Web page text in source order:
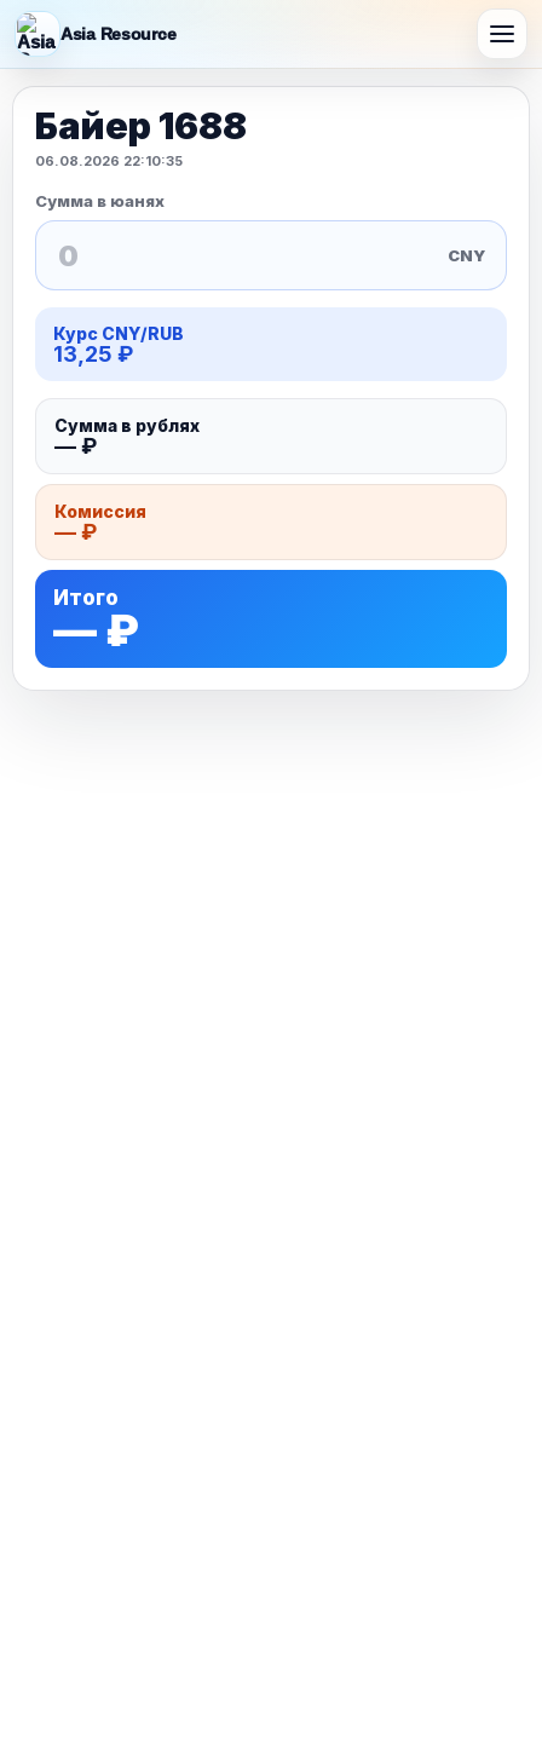
Asia Resource
Байер 1688
06.08.2026 22:10:35
Сумма в юанях
CNY
Курс CNY/RUB
13,25 ₽
Сумма в рублях
—₽
Комиссия
—₽
Итого
—₽